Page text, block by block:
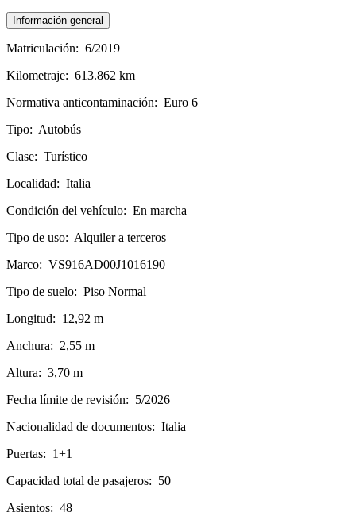
Información general
Matriculación: 6/2019
Kilometraje: 613.862 km
Normativa anticontaminación: Euro 6
Tipo: Autobús
Clase: Turístico
Localidad: Italia
Condición del vehículo: En marcha
Tipo de uso: Alquiler a terceros
Marco: VS916AD00J1016190
Tipo de suelo: Piso Normal
Longitud: 12,92 m
Anchura: 2,55 m
Altura: 3,70 m
Fecha límite de revisión: 5/2026
Nacionalidad de documentos: Italia
Puertas: 1+1
Capacidad total de pasajeros: 50
Asientos: 48